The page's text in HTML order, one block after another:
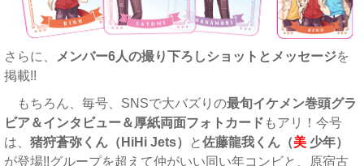
さらに、 メンバー6人の撮り下ろしショットとメッセージを
掲載!!
もちろん、毎号、SNSで大バズりの最旬イケメン巻頭グラ
ビア＆インタビュー＆厚紙両面フォトカード もアリ！今号
は、 猪狩蒼弥くん（HiHi Jets） と佐藤龍我くん（美 少年）
が登場!!グループを超えて仲がいい同い年コンビと、原宿古